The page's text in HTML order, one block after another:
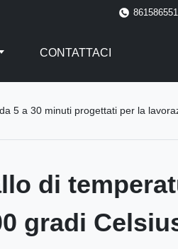
CONTATTACI
5 a 30 minuti progettati per la
di
gradi